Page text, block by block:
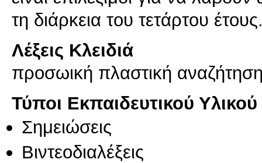
τη διάρκεια του τετάρτου
Λέξεις Κλειδιά
προσωική πλαστική
Τύποι Εκπαιδευτικού Υλικού
Σημειώσεις
Βιντεοδιαλέξεις